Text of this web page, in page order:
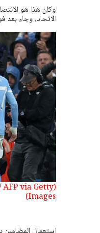
وكان هذا هو
الاتحاد، وجاء بعد
AFP via Getty
Images)